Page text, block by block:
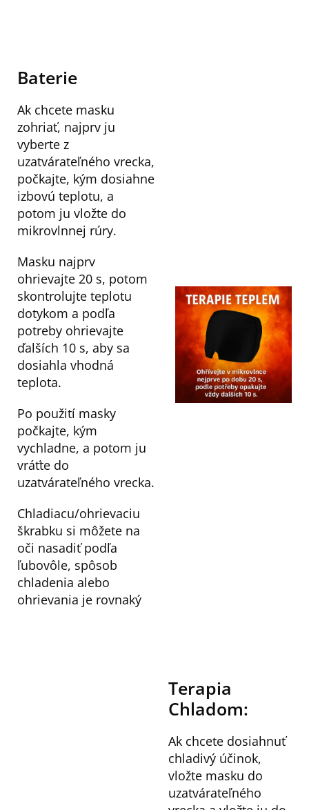
Baterie
Ak chcete masku
zohriať, najprv ju
vyberte z
uzatvárateľného vrecka,
počkajte, kým dosiahne
izbovú teplotu, a
potom ju vložte do
mikrovlnnej rúry.
Masku najprv
ohrievajte 20 s, potom
skontrolujte teplotu
dotykom a podľa
potreby ohrievajte
ďalších 10 s, aby sa
dosiahla vhodná
teplota.
Po použití masky
počkajte, kým
vychladne, a potom ju
vráťte do
uzatvárateľného vrecka.
Chladiacu/ohrievaciu
škrabku si môžete na
oči nasadiť podľa
ľubovôle, spôsob
chladenia alebo
ohrievania je rovnaký
Terapia
Chladom:
Ak chcete dosiahnuť
chladivý účinok,
vložte masku do
uzatvárateľného